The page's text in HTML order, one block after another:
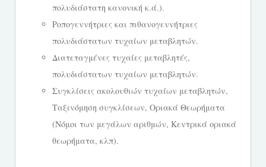
πολυδιάστατη κανονική κ.ά.).
Ροπογεννήτριες και πιθανογεννήτριες
πολυδιάστατων τυχαίων μεταβλητών.
Διατεταγμένες τυχαίες μεταβλητές,
πολυδιάστατων τυχαίων μεταβλητών.
Συγκλίσεις ακολουθιών τυχαίων μεταβλητών,
Ταξινόμηση συγκλίσεων, Οριακά Θεωρήματα
(Νόμοι των μεγάλων αριθμών, Κεντρικά οριακά
θεωρήματα, κλπ).